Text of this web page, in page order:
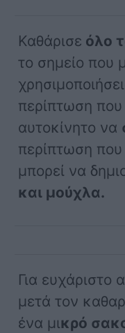
Καθάρισε όλο
το σημείο που
περίπτωση που
αυτοκίνητο να
περίπτωση που
μπορεί να
και μούχλα.
Για
μετά τον
ένα μικρό